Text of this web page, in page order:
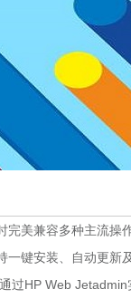
美兼容多种主流操
键安装、自动更新
过HP Web